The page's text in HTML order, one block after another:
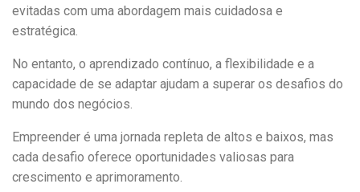
evitadas com uma abordagem mais cuidadosa e
estratégica.
No entanto, o aprendizado contínuo, a flexibilidade e a
capacidade de se adaptar ajudam a superar os desafios do
mundo dos negócios.
Empreender é uma jornada repleta de altos e baixos, mas
cada desafio oferece oportunidades valiosas para
crescimento e aprimoramento.